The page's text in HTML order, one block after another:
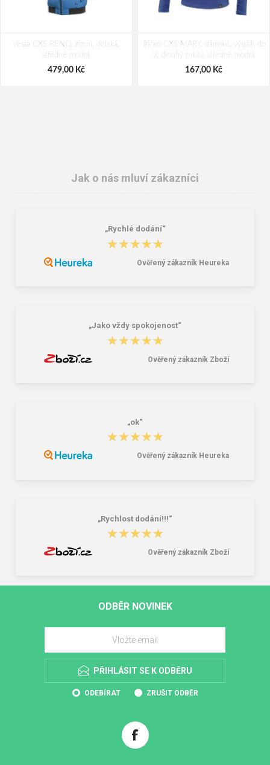
Vesta CXS RENO, zimní, dětská,
středně modrá
479,00 Kč
Tričko CXS MARY, dámské, výstřih do
V, dlouhý rukáv, středně modrá
167,00 Kč
ARDON TRENDY Polokošile středně
129,00 Kč 248,00 Kč 358,00 Kč
Jak o nás mluví zákazníci
„Rychlé dodání“
★★★★★
★★★★★
Ověřený zákazník Heureka
„Jako vždy spokojenost“
★★★★★
★★★★★
Ověřený zákazník Zboží
„ok“
★★★★★
★★★★★
Ověřený zákazník Heureka
„Rychlost dodání!!!“
★★★★★
★★★★★
Ověřený zákazník Zboží
ODBĚR NOVINEK
PŘIHLÁSIT SE K ODBĚRU
ODEBÍRAT ZRUŠIT ODBĚR